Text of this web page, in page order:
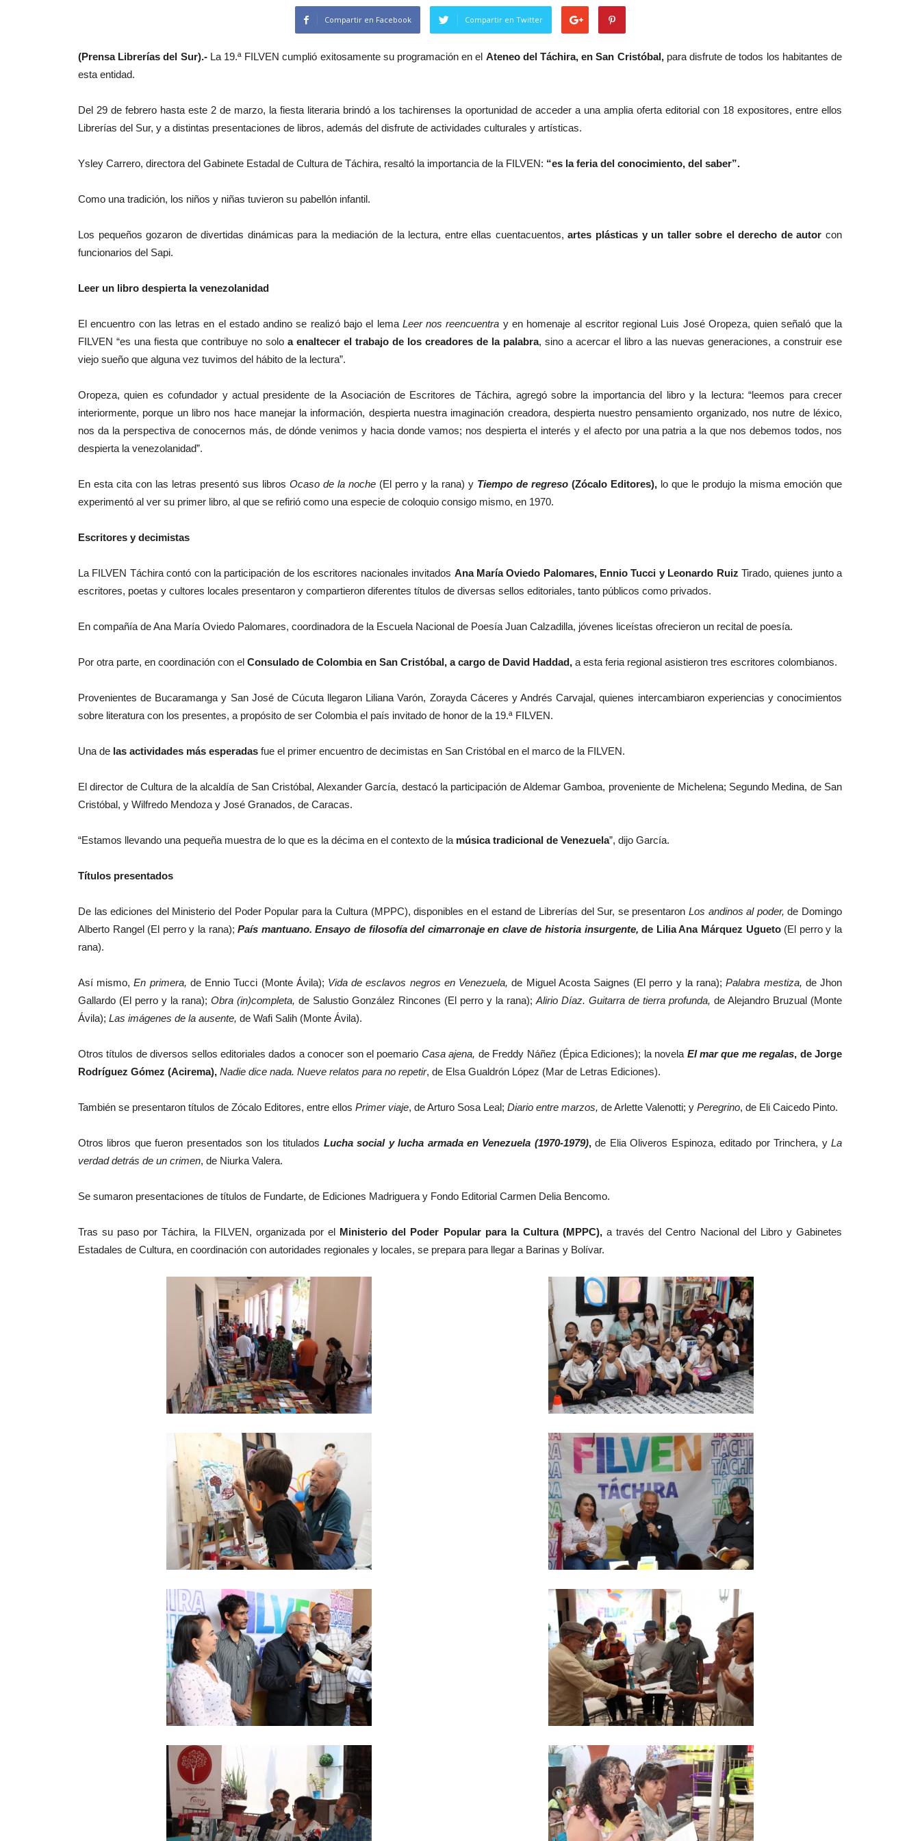
Compartir en Facebook Compartir en Twitter
(Prensa Librerías del Sur).- La 19.ª FILVEN cumplió exitosamente su programación en el Ateneo del Táchira, en San Cristóbal,para disfrute de todos los habitantes de
esta entidad.
Del 29 de febrero hasta este 2 de marzo, la fiesta literaria brindó a los tachirenses la oportunidad de acceder a una amplia oferta editorial con 18 expositores, entre ellos
Librerías del Sur, y a distintas presentaciones de libros, además del disfrute de actividades culturales y artísticas.
Ysley Carrero, directora del Gabinete Estadal de Cultura de Táchira, resaltó la importancia de la FILVEN: “es la feria del conocimiento, del saber”.
Como una tradición, los niños y niñas tuvieron su pabellón infantil.
Los pequeños gozaron de divertidas dinámicas para la mediación de la lectura, entre ellas cuentacuentos,artes plásticas y un taller sobre el derecho de autor con
funcionarios del Sapi.
Leer un libro despierta la venezolanidad
El encuentro con las letras en el estado andino se realizó bajo el lema Leer nos reencuentra y en homenaje al escritor regional Luis José Oropeza, quien señaló que la
FILVEN “es una fiesta que contribuye no solo a enaltecer el trabajo de los creadores de la palabra, sino a acercar el libro a las nuevas generaciones, a construir ese
viejo sueño que alguna vez tuvimos del hábito de la lectura”.
Oropeza, quien es cofundador y actual presidente de la Asociación de Escritores de Táchira, agregó sobre la importancia del libro y la lectura: “leemos para crecer
interiormente, porque un libro nos hace manejar la información, despierta nuestra imaginación creadora, despierta nuestro pensamiento organizado, nos nutre de léxico,
nos da la perspectiva de conocernos más, de dónde venimos y hacia donde vamos; nos despierta el interés y el afecto por una patria a la que nos debemos todos, nos
despierta la venezolanidad”.
En esta cita con las letras presentó sus libros Ocaso de la noche (El perro y la rana) y Tiempo de regreso (Zócalo Editores), lo que le produjo la misma emoción que
experimentó al ver su primer libro, al que se refirió como una especie de coloquio consigo mismo, en 1970.
Escritores y decimistas
La FILVEN Táchira contó con la participación de los escritores nacionales invitados Ana María Oviedo Palomares, Ennio Tucci y Leonardo Ruiz Tirado, quienes junto a
escritores, poetas y cultores locales presentaron y compartieron diferentes títulos de diversas sellos editoriales, tanto públicos como privados.
En compañía de Ana María Oviedo Palomares, coordinadora de la Escuela Nacional de Poesía Juan Calzadilla, jóvenes liceístas ofrecieron un recital de poesía.
Por otra parte, en coordinación con el Consulado de Colombia en San Cristóbal, a cargo de David Haddad, a esta feria regional asistieron tres escritores colombianos.
Provenientes de Bucaramanga y San José de Cúcuta llegaron Liliana Varón, Zorayda Cáceres y Andrés Carvajal, quienes intercambiaron experiencias y conocimientos
sobre literatura con los presentes, a propósito de ser Colombia el país invitado de honor de la 19.ª FILVEN.
Una de las actividades más esperadas fue el primer encuentro de decimistas en San Cristóbal en el marco de la FILVEN.
El director de Cultura de la alcaldía de San Cristóbal, Alexander García, destacó la participación de Aldemar Gamboa, proveniente de Michelena; Segundo Medina, de San
Cristóbal, y Wilfredo Mendoza y José Granados, de Caracas.
“Estamos llevando una pequeña muestra de lo que es la décima en el contexto de la música tradicional de Venezuela”, dijo García.
Títulos presentados
De las ediciones del Ministerio del Poder Popular para la Cultura (MPPC), disponibles en el estand de Librerías del Sur, se presentaronLos andinos al poder, de Domingo
Alberto Rangel (El perro y la rana);País mantuano. Ensayo de filosofía del cimarronaje en clave de historia insurgente, de Lilia Ana Márquez Ugueto (El perro y la
rana).
Así mismo,En primera, de Ennio Tucci (Monte Ávila); Vida de esclavos negros en Venezuela, de Miguel Acosta Saignes (El perro y la rana);Palabra mestiza, de Jhon
Gallardo (El perro y la rana); Obra (in)completa, de Salustio González Rincones (El perro y la rana); Alirio Díaz. Guitarra de tierra profunda, de Alejandro Bruzual (Monte
Ávila); Las imágenes de la ausente, de Wafi Salih (Monte Ávila).
Otros títulos de diversos sellos editoriales dados a conocer son el poemario Casa ajena, de Freddy Náñez (Épica Ediciones); la novela El mar que me regalas, de Jorge
Rodríguez Gómez (Acirema), Nadie dice nada. Nueve relatos para no repetir, de Elsa Gualdrón López (Mar de Letras Ediciones).
También se presentaron títulos de Zócalo Editores, entre ellos Primer viaje, de Arturo Sosa Leal; Diario entre marzos, de Arlette Valenotti; y Peregrino, de Eli Caicedo Pinto.
Otros libros que fueron presentados son los titulados Lucha social y lucha armada en Venezuela (1970-1979),de Elia Oliveros Espinoza, editado por Trinchera, yLa
verdad detrás de un crimen, de Niurka Valera.
Se sumaron presentaciones de títulos de Fundarte, de Ediciones Madriguera y Fondo Editorial Carmen Delia Bencomo.
Tras su paso por Táchira, la FILVEN, organizada por el Ministerio del Poder Popular para la Cultura (MPPC),a través del Centro Nacional del Libro y Gabinetes
Estadales de Cultura, en coordinación con autoridades regionales y locales, se prepara para llegar a Barinas y Bolívar.